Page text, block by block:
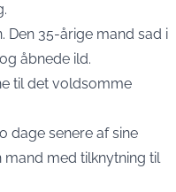
Den 35-årige mand sad i
åbnede ild.
til det voldsomme
dage senere af sine
med tilknytning til